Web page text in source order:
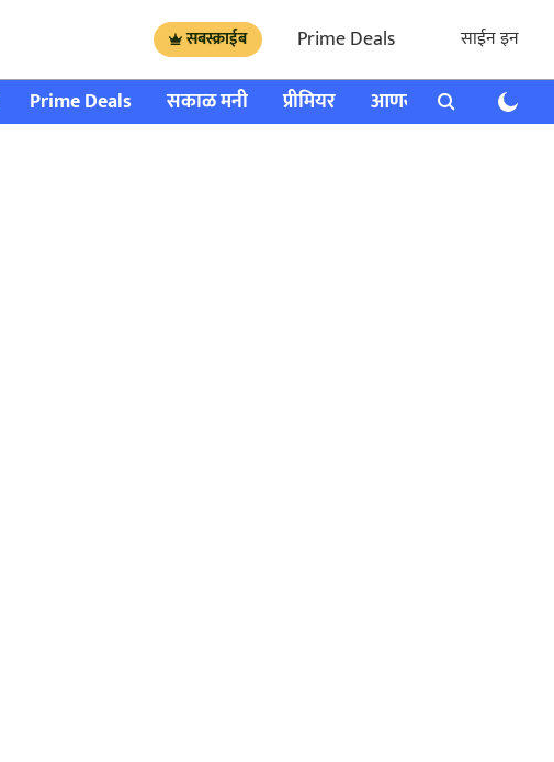
सबस्क्राईब Prime Deals साईन इन
Prime Deals सकाळ मनी प्रीमियर आणखी राशी भविष्य